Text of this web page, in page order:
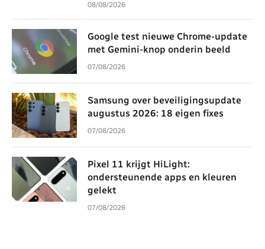
08/08/2026
Google test nieuwe Chrome-update
met Gemini-knop onderin beeld
07/08/2026
Samsung over beveiligingsupdate
augustus 2026: 18 eigen fixes
07/08/2026
Pixel 11 krijgt HiLight:
ondersteunende apps en kleuren
gelekt
07/08/2026